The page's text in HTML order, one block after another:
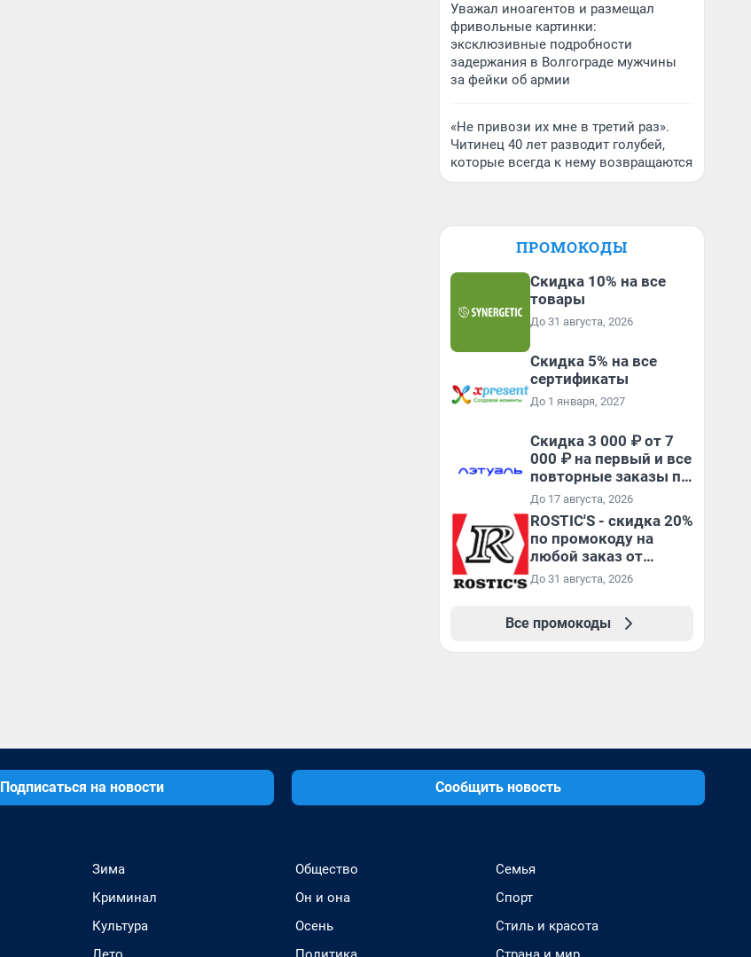
Уважал иноагентов и размещал
фривольные картинки:
эксклюзивные подробности
задержания в Волгограде мужчины
за фейки об армии
«Не привози их мне в третий раз».
Читинец 40 лет разводит голубей,
которые всегда к нему возвращаются
ПРОМОКОДЫ
Скидка 10% на все
товары
До 31 августа, 2026
Скидка 5% на все
сертификаты
До 1 января, 2027
Скидка 3 000 ₽ от 7
000 ₽ на первый и все
повторные заказы по
промокоду МОМЕНТ
До 17 августа, 2026
ROSTIC'S - скидка 20%
по промокоду на
любой заказ от
3199₽!
До 31 августа, 2026
Все промокоды
Подписаться на новости Сообщить новость
Зима
Криминал
Культура
Общество
Он и она
Осень
Семья
Спорт
Стиль и красота